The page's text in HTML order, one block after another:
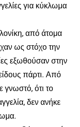
για κύκλωμα
από άτομα
ως στόχο την
εξωθούσαν στην
πάρτι. Από
γνωστό, ότι το
δεν ανήκε